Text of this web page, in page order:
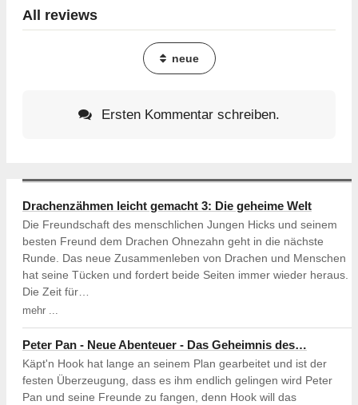
All reviews
neue
Ersten Kommentar schreiben.
Drachenzähmen leicht gemacht 3: Die geheime Welt
Die Freundschaft des menschlichen Jungen Hicks und seinem
besten Freund dem Drachen Ohnezahn geht in die nächste
Runde. Das neue Zusammenleben von Drachen und Menschen
hat seine Tücken und fordert beide Seiten immer wieder heraus.
Die Zeit für…
mehr ...
Peter Pan - Neue Abenteuer - Das Geheimnis des…
Käpt'n Hook hat lange an seinem Plan gearbeitet und ist der
festen Überzeugung, dass es ihm endlich gelingen wird Peter
Pan und seine Freunde zu fangen, denn Hook will das